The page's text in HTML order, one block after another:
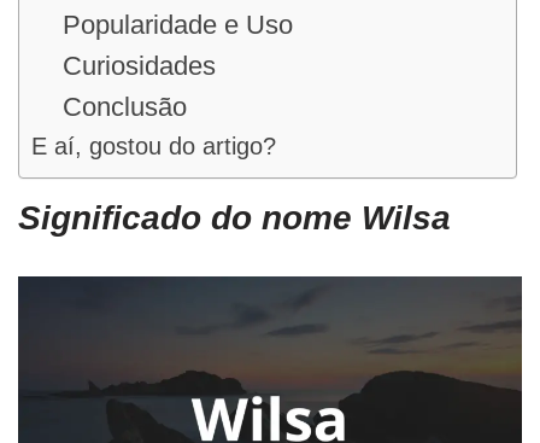
Popularidade e Uso
Curiosidades
Conclusão
E aí, gostou do artigo?
Significado do nome Wilsa